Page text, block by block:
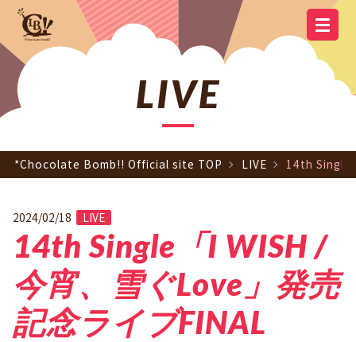
OFFICIAL SITE TOP
SCHEDULE DISCOGRAPHY
GOODS
YOUTUBE OFFICIAL LINE
OFFICIAL
LIVE
*Chocolate Bomb!! Official site TOP LIVE 14th Single
2024/02/18 LIVE
14th Single「I WISH /
今宵、雪ぐLove」発売
記念ライブFINAL